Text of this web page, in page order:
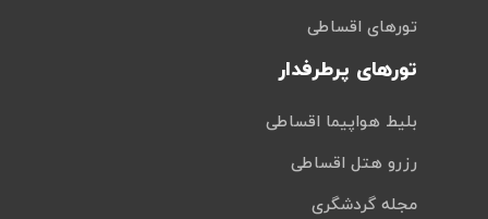
تورهای اقساطی
تورهای پرطرفدار
بلیط هواپیما اقساطی
رزرو هتل اقساطی
مجله گردشگری